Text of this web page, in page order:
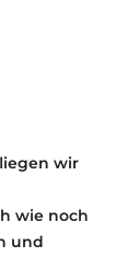
wir
wie noch
und